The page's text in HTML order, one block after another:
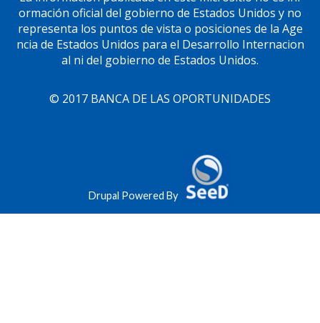
ormación oficial del gobierno de Estados Unidos y no
representa los puntos de vista o posiciones de la Age
ncia de Estados Unidos para el Desarrollo Internacion
al ni del gobierno de Estados Unidos.
© 2017 BANCA DE LAS OPORTUNIDADES
Drupal Powered By